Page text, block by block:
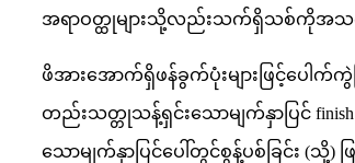
အရာဝတ္ထုများသို့လည်းသက်ရှိသစ်ကိုအသက်ရှူ
ဖိအားအောက်ရှိဖန်ခွက်ပုံးများဖြင့်ပေါ
တည်းသတ္တုသန့်ရှင်းသောမျက်နှာပြင်
သောမျက်နှာပြင်ပေါ်တွင်စွန့်ပစ်ခြင်း (သို့